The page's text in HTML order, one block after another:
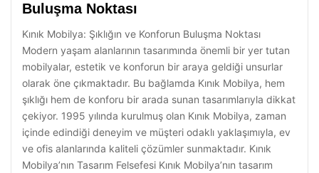
Buluşma Noktası
Kınık Mobilya: Şıklığın ve Konforun Buluşma Noktası
Modern yaşam alanlarının tasarımında önemli bir yer tutan
mobilyalar, estetik ve konforun bir araya geldiği unsurlar
olarak öne çıkmaktadır. Bu bağlamda Kınık Mobilya, hem
şıklığı hem de konforu bir arada sunan tasarımlarıyla dikkat
çekiyor. 1995 yılında kurulmuş olan Kınık Mobilya, zaman
içinde edindiği deneyim ve müşteri odaklı yaklaşımıyla, ev
ve ofis alanlarında kaliteli çözümler sunmaktadır. Kınık
Mobilya’nın Tasarım Felsefesi Kınık Mobilya’nın tasarım